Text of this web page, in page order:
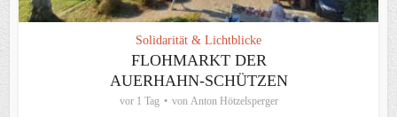
Solidarität & Lichtblicke
FLOHMARKT DER
AUERHAHN-SCHÜTZEN
vor 1 Tag von Anton Hötzelsperger